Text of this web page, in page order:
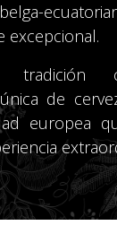
excepcional.
de
europea